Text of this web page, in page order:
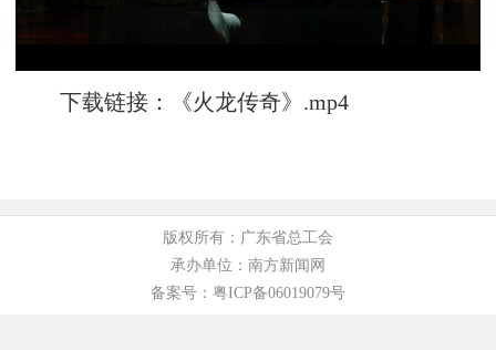
下载链接： 《火龙传奇》.mp4
版权所有：广东省总工会
承办单位：南方新闻网
备案号：粤ICP备06019079号